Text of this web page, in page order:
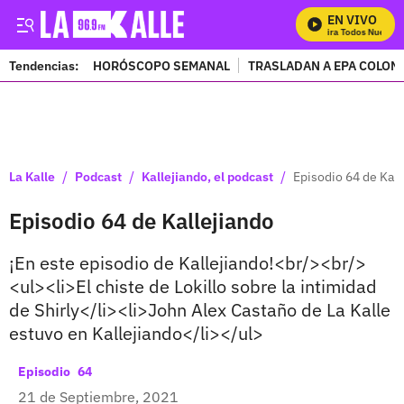
EN VIVO
Mira Todos
Tendencias: HORÓSCOPO SEMANAL TRASLADAN A EPA
La Kalle / Podcast / Kallejiando, el podcast / Episodio 64 de
Episodio 64 de Kallejiando
¡En este episodio de Kallejiando!<br/><br/>
<ul><li>El chiste de Lokillo sobre la intimidad
de Shirly</li><li>John Alex Castaño de La Kalle
estuvo en Kallejiando</li></ul>
64
21 de Septiembre, 2021